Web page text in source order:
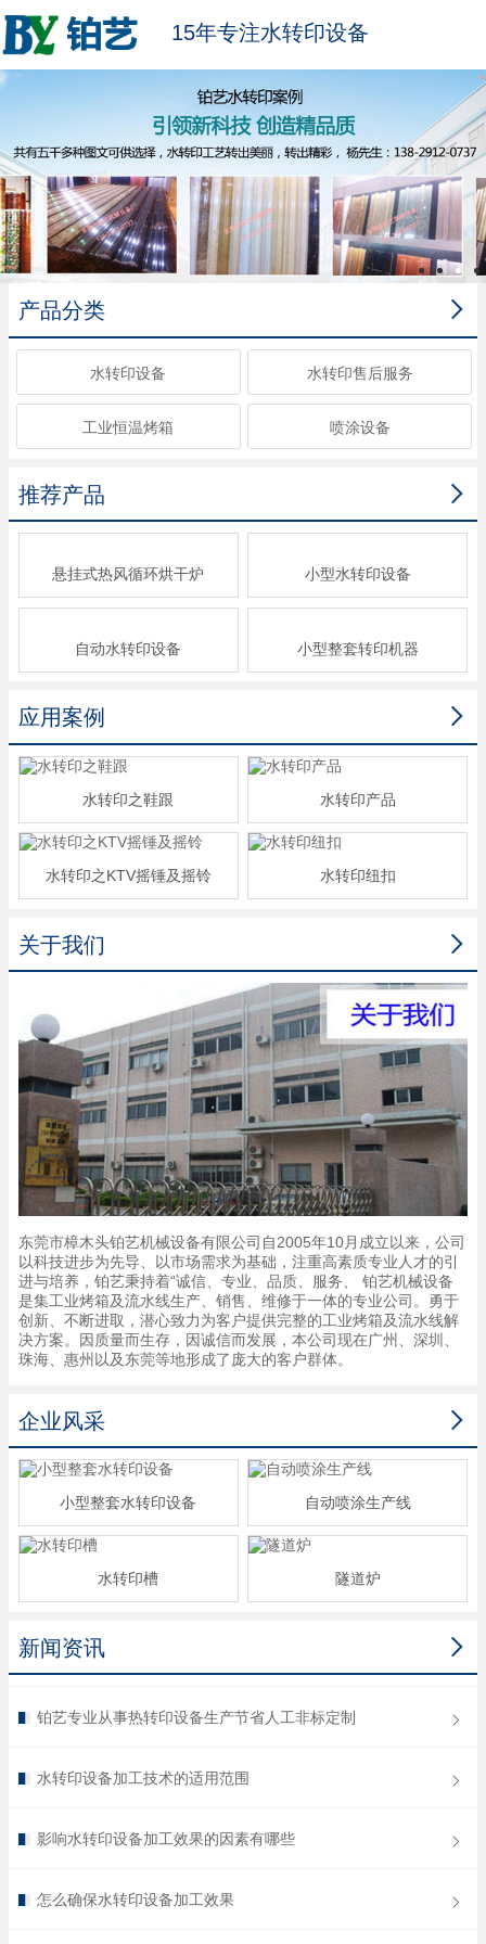
15年专注水转印设备

产品分类
水转印设备 水转印售后服务
工业恒温烤箱 喷涂设备

推荐产品
悬挂式热风循环烘干炉 小型水转印设备
自动水转印设备 小型整套转印机器

应用案例
水转印之鞋跟 水转印产品
水转印之KTV摇锤及摇铃 水转印纽扣

关于我们
东莞市樟木头铂艺机械设备有限公司自2005年10月成立以来，公司
以科技进步为先导、以市场需求为基础，注重高素质专业人才的引
进与培养，铂艺秉持着“诚信、专业、品质、服务、 铂艺机械设备
是集工业烤箱及流水线生产、销售、维修于一体的专业公司。勇于
创新、不断进取，潜心致力为客户提供完整的工业烤箱及流水线解
决方案。因质量而生存，因诚信而发展，本公司现在广州、深圳、
珠海、惠州以及东莞等地形成了庞大的客户群体。

企业风采
小型整套水转印设备 自动喷涂生产线
水转印槽 隧道炉

新闻资讯
铂艺专业从事热转印设备生产节省人工非标定制
水转印设备加工技术的适用范围
影响水转印设备加工效果的因素有哪些
怎么确保水转印设备加工效果